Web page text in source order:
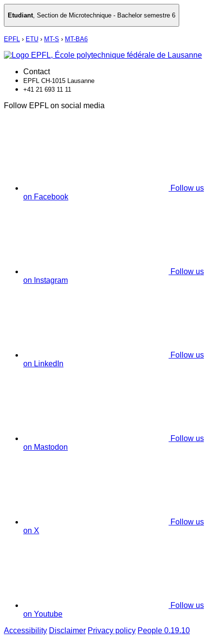
Etudiant, Section de Microtechnique - Bachelor semestre 6
EPFL › ETU › MT-S › MT-BA6
Contact
EPFL CH-1015 Lausanne
+41 21 693 11 11
Follow EPFL on social media
Follow us
on Facebook
Follow us
on Instagram
Follow us
on LinkedIn
Follow us
on Mastodon
Follow us
on X
Follow us
on Youtube
Accessibility Disclaimer Privacy policy People 0.19.10